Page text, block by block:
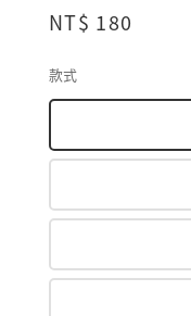
Regular
NT$ 180
款式